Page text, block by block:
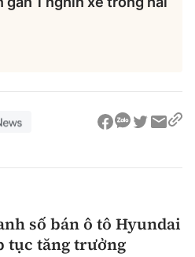
số bán ô tô Hyundai
tục tăng trưởng